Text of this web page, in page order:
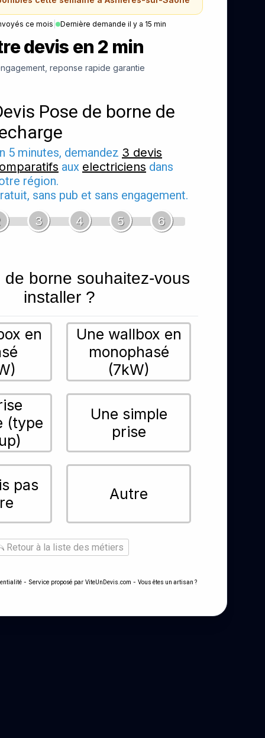
ce mois Dernière demande il y a 15 min
devis en 2 min
reponse rapide garantie
Pose de borne de
5 minutes, demandez 3 devis
aux electriciens dans
région.
sans pub et sans engagement.
3 4 5 6
de borne souhaitez-vous
installer ?
en
Une wallbox en
monophasé
(7kW)
(type
Une simple
prise
pas
Autre
Retour à la liste des métiers
- Service proposé par ViteUnDevis.com - Vous êtes un artisan ?